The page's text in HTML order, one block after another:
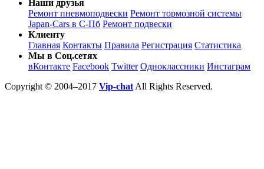
Наши друзья
Ремонт пневмоподвески Ремонт тормозной системы
Japan-Cars в С-Пб Ремонт подвески
Клиенту
Главная Контакты Правила Регистрация Статистика
Мы в Соц.сетях
вКонтакте Facebook Twitter Одноклассники Инстаграм
Copyright © 2004–2017 Vip-chat All Rights Reserved.